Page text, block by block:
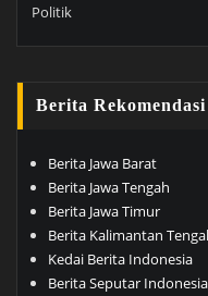
Politik
Berita Rekomendasi
Berita Jawa Barat
Berita Jawa Tengah
Berita Jawa Timur
Berita Kalimantan
Kedai Berita Indonesia
Berita Seputar Indonesia